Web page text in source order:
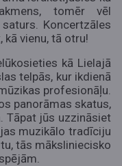
tomēr vēl
Koncertzāles
vienu, tā otru!
kā Lielajā
telpās, kur ikdienā
profesionāļu.
panorāmas skatus,
Tāpat jūs uzzināsiet
muzikālo tradīciju
tās māksliniecisko